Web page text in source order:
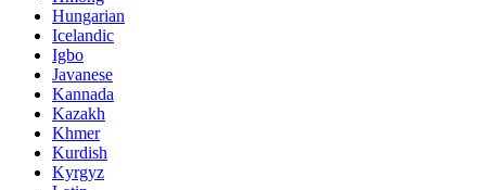
Hungarian
Icelandic
Igbo
Javanese
Kannada
Kazakh
Khmer
Kurdish
Kyrgyz